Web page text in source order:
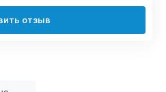
отзыв